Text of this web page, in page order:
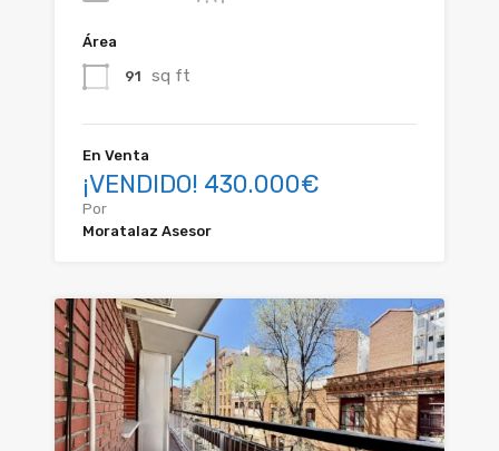
Área
91 sq ft
En Venta
¡VENDIDO! 430.000€
Por
Moratalaz Asesor